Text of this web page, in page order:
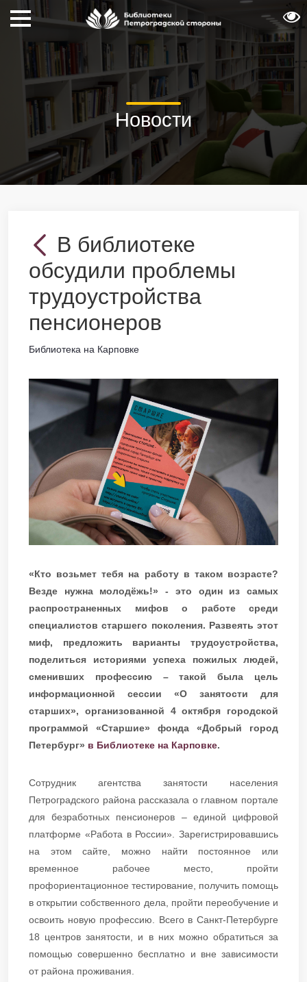
Новости
В библиотеке
обсудили проблемы
трудоустройства
пенсионеров
Библиотека на Карповке
«Кто возьмет тебя на работу в таком возрасте?
Везде нужна молодёжь!» - это один из самых
распространенных мифов о работе среди
специалистов старшего поколения. Развеять этот
миф, предложить варианты трудоустройства,
поделиться историями успеха пожилых людей,
сменивших профессию – такой была цель
информационной сессии «О занятости для
старших», организованной 4 октября городской
программой «Старшие» фонда «Добрый город
Петербург» в Библиотеке на Карповке.
Сотрудник агентства занятости населения
Петроградского района рассказала о главном портале
для безработных пенсионеров – единой цифровой
платформе «Работа в России». Зарегистрировавшись
на этом сайте, можно найти постоянное или
временное рабочее место, пройти
профориентационное тестирование, получить помощь
в открытии собственного дела, пройти переобучение и
освоить новую профессию. Всего в Санкт-Петербурге
18 центров занятости, и в них можно обратиться за
помощью совершенно бесплатно и вне зависимости
от района проживания.